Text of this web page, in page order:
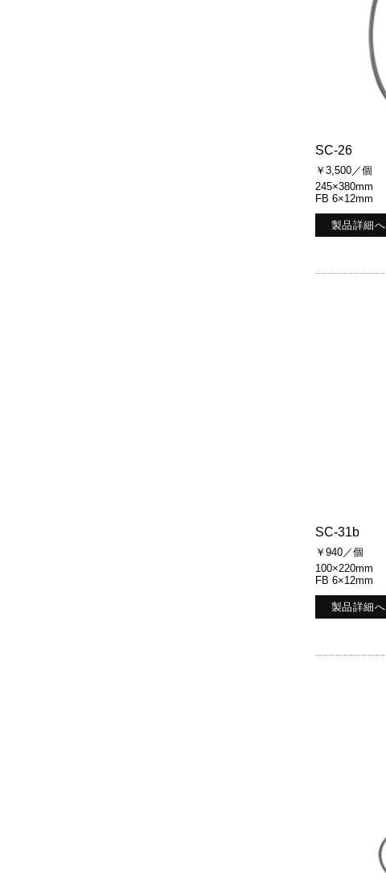
SC-26
￥3,500／個
245×380mm
FB 6×12mm
製品詳細へ
SC-31b
￥940／個
100×220mm
FB 6×12mm
製品詳細へ